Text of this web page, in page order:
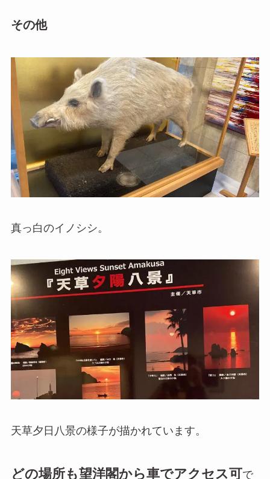
その他
真っ白のイノシシ。
天草夕日八景の様子が描かれています。
どの場所も望洋閣から車でアクセス可で